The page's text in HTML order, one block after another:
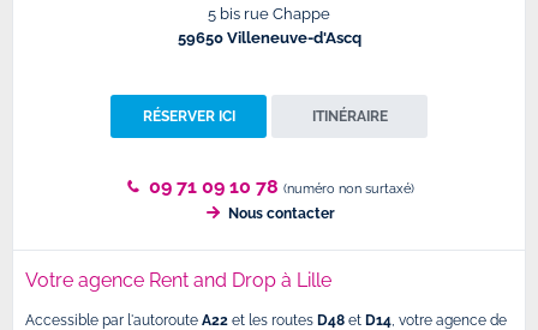
5 bis rue Chappe
59650 Villeneuve-d'Ascq
RÉSERVER ICI ITINÉRAIRE
09 71 09 10 78 (numéro non surtaxé)
Nous contacter
Votre agence Rent and Drop à Lille
Accessible par l'autoroute A22 et les routes D48 et D14, votre agence de